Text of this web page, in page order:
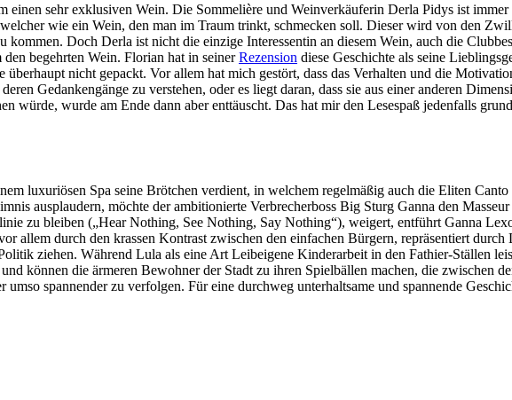
einen sehr exklusiven Wein. Die Sommelière und Weinverkäuferin Derla Pidys ist immer
wie ein Wein, den man im Traum trinkt, schmecken soll. Dieser wird von den
kommen. Doch Derla ist nicht die einzige Interessentin an diesem Wein, auch die
begehrten Wein. Florian hat in seinerRezension diese Geschichte als seine
nicht gepackt. Vor allem hat mich gestört, dass das Verhalten und die
Gedankengänge zu verstehen, oder es liegt daran, dass sie aus einer anderen
würde, wurde am Ende dann aber enttäuscht. Das hat mir den Lesespaß jedenfalls
luxuriösen Spa seine Brötchen verdient, in welchem regelmäßig auch die Eliten
ausplaudern, möchte der ambitionierte Verbrecherboss Big Sturg Ganna den
zu bleiben („Hear Nothing, See Nothing, Say Nothing“), weigert, entführt Ganna
allem durch den krassen Kontrast zwischen den einfachen Bürgern, repräsentiert
ziehen. Während Lula als eine Art Leibeigene Kinderarbeit in den Fathier-Ställen
können die ärmeren Bewohner der Stadt zu ihren Spielbällen machen, die zwischen
spannender zu verfolgen. Für eine durchweg unterhaltsame und spannende